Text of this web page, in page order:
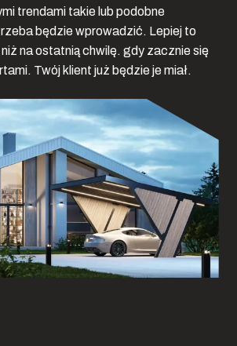
trendami takie lub podobne
będzie wprowadzić. Lepiej to
na ostatnią chwilę. gdy zacznie się
Twój klient już będzie je miał.